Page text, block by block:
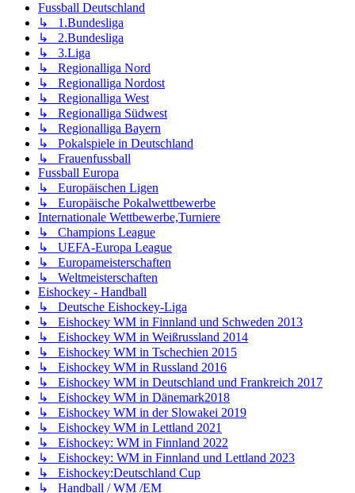
Fussball Deutschland
↳ 1.Bundesliga
↳ 2.Bundesliga
↳ 3.Liga
↳ Regionalliga Nord
↳ Regionalliga Nordost
↳ Regionalliga West
↳ Regionalliga Südwest
↳ Regionalliga Bayern
↳ Pokalspiele in Deutschland
↳ Frauenfussball
Fussball Europa
↳ Europäischen Ligen
↳ Europäische Pokalwettbewerbe
Internationale Wettbewerbe,Turniere
↳ Champions League
↳ UEFA-Europa League
↳ Europameisterschaften
↳ Weltmeisterschaften
Eishockey - Handball
↳ Deutsche Eishockey-Liga
↳ Eishockey WM in Finnland und Schweden 2013
↳ Eishockey WM in Weißrussland 2014
↳ Eishockey WM in Tschechien 2015
↳ Eishockey WM in Russland 2016
↳ Eishockey WM in Deutschland und Frankreich 2017
↳ Eishockey WM in Dänemark2018
↳ Eishockey WM in der Slowakei 2019
↳ Eishockey WM in Lettland 2021
↳ Eishockey: WM in Finnland 2022
↳ Eishockey: WM in Finnland und Lettland 2023
↳ Eishockey:Deutschland Cup
↳ Handball / WM /EM